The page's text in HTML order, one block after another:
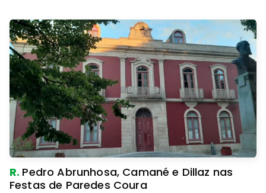
R. Pedro Abrunhosa, Camané e Dillaz nas
Festas de Paredes Coura